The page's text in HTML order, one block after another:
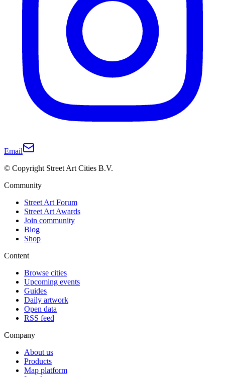
Email
© Copyright Street Art Cities B.V.
Community
Street Art Forum
Street Art Awards
Join community
Blog
Shop
Content
Browse cities
Upcoming events
Guides
Daily artwork
Open data
RSS feed
Company
About us
Products
Map platform